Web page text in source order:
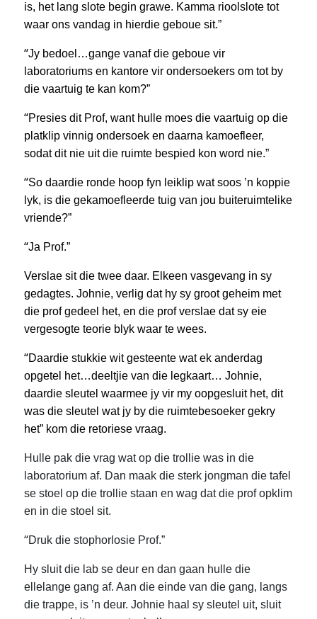
is, het lang slote begin grawe. Kamma rioolslote tot
waar ons vandag in hierdie geboue sit.”
“Jy bedoel…gange vanaf die geboue vir
laboratoriums en kantore vir ondersoekers om tot by
die vaartuig te kan kom?”
“Presies dit Prof, want hulle moes die vaartuig op die
platklip vinnig ondersoek en daarna kamoefleer,
sodat dit nie uit die ruimte bespied kon word nie.”
“So daardie ronde hoop fyn leiklip wat soos ’n koppie
lyk, is die gekamoefleerde tuig van jou buiteruimtelike
vriende?”
“Ja Prof.”
Verslae sit die twee daar. Elkeen vasgevang in sy
gedagtes. Johnie, verlig dat hy sy groot geheim met
die prof gedeel het, en die prof verslae dat sy eie
vergesogte teorie blyk waar te wees.
“Daardie stukkie wit gesteente wat ek anderdag
opgetel het…deeltjie van die legkaart… Johnie,
daardie sleutel waarmee jy vir my oopgesluit het, dit
was die sleutel wat jy by die ruimtebesoeker gekry
het” kom die retoriese vraag.
Hulle pak die vrag wat op die trollie was in die
laboratorium af. Dan maak die sterk jongman die tafel
se stoel op die trollie staan en wag dat die prof opklim
en in die stoel sit.
“Druk die stophorlosie Prof.”
Hy sluit die lab se deur en dan gaan hulle die
ellelange gang af. Aan die einde van die gang, langs
die trappe, is ’n deur. Johnie haal sy sleutel uit, sluit